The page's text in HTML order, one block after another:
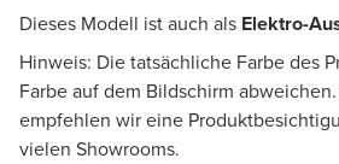
Dieses Modell ist auch als Elektro-
Hinweis: Die tatsächliche Farbe des
Farbe auf dem Bildschirm
empfehlen wir eine
vielen Showrooms.